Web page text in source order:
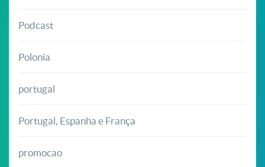
Podcast
Polonia
portugal
Portugal, Espanha e França
promocao